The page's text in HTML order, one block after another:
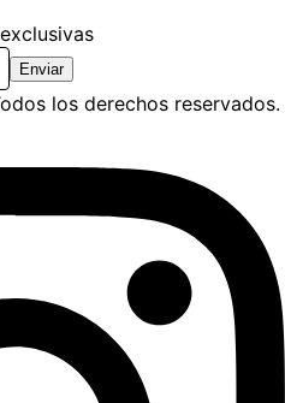
Enviar
los derechos reservados.